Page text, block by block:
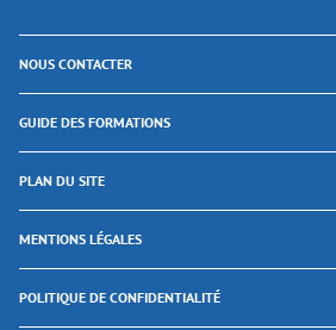
NOUS CONTACTER
GUIDE DES FORMATIONS
PLAN DU SITE
MENTIONS LÉGALES
POLITIQUE DE CONFIDENTIALITÉ